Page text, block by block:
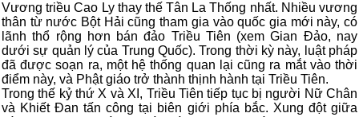
Vương triều Cao Ly thay thế Tân La Thống nhất. Nhiều vương
thân từ nước Bột Hải cũng tham gia vào quốc gia mới này, có
lãnh thổ rộng hơn bán đảo Triều Tiên (xem Gian Đảo, nay
dưới sự quản lý của Trung Quốc). Trong thời kỳ này, luật pháp
đã được soạn ra, một hệ thống quan lại cũng ra mắt vào thời
điểm này, và Phật giáo trở thành thịnh hành tại Triều Tiên.
Trong thế kỷ thứ X và XI, Triều Tiên tiếp tục bị người Nữ Chân
và Khiết Đan tấn công tại biên giới phía bắc. Xung đột giữa